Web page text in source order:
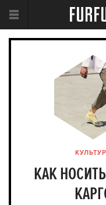
КАК